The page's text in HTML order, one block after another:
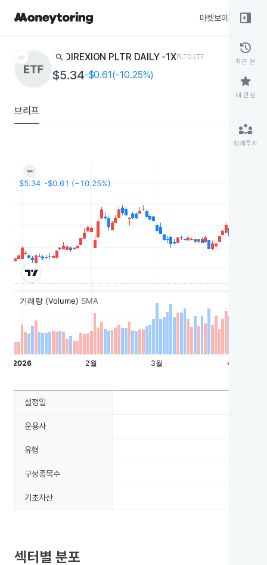
마켓보이스
star search DIREXION PLTR DAILY -1XPLTDETF
$5.34-$0.61(-10.25%)
브리프
right_panel_open
history
최근 본
star
내 관심
partner_exchange
함께투자